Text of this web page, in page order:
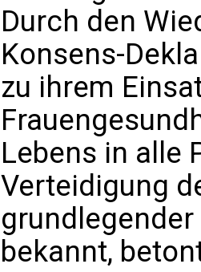
Durch den
Konsens-
zu ihrem
Lebens in alle
Verteidigung
bekannt,